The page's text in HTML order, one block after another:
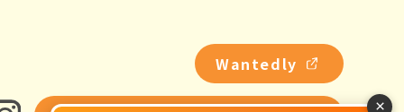
Wantedly
×